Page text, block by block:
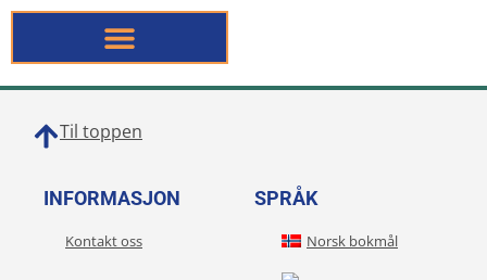
Til toppen
INFORMASJON
Kontakt oss
SPRÅK
Norsk bokmål